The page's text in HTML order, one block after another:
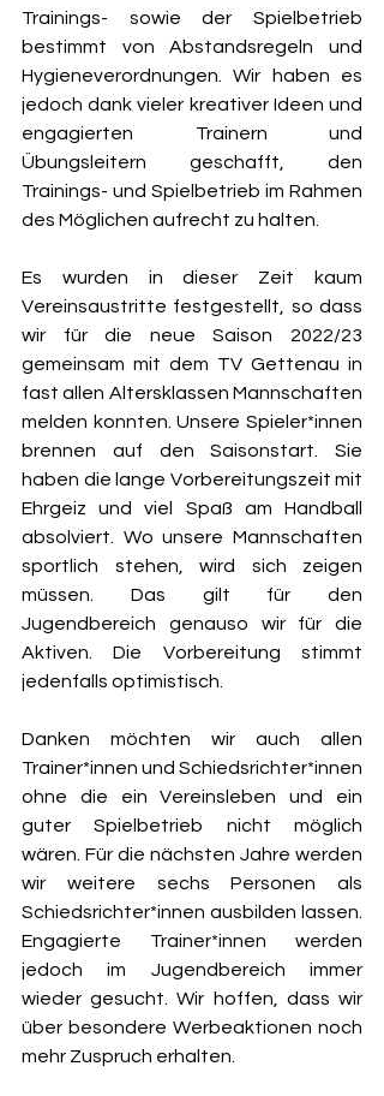
Trainings- sowie der Spielbetrieb
bestimmt von Abstandsregeln und
Hygieneverordnungen. Wir haben es
jedoch dank vieler kreativer Ideen und
engagierten Trainern und
Übungsleitern geschafft, den
Trainings- und Spielbetrieb im Rahmen
des Möglichen aufrecht zu halten.
Es wurden in dieser Zeit kaum
Vereinsaustritte festgestellt, so dass
wir für die neue Saison 2022/23
gemeinsam mit dem TV Gettenau in
fast allen Altersklassen Mannschaften
melden konnten. Unsere Spieler*innen
brennen auf den Saisonstart. Sie
haben die lange Vorbereitungszeit mit
Ehrgeiz und viel Spaß am Handball
absolviert. Wo unsere Mannschaften
sportlich stehen, wird sich zeigen
müssen. Das gilt für den
Jugendbereich genauso wir für die
Aktiven. Die Vorbereitung stimmt
jedenfalls optimistisch.
Danken möchten wir auch allen
Trainer*innen und Schiedsrichter*innen
ohne die ein Vereinsleben und ein
guter Spielbetrieb nicht möglich
wären. Für die nächsten Jahre werden
wir weitere sechs Personen als
Schiedsrichter*innen ausbilden lassen.
Engagierte Trainer*innen werden
jedoch im Jugendbereich immer
wieder gesucht. Wir hoffen, dass wir
über besondere Werbeaktionen noch
mehr Zuspruch erhalten.